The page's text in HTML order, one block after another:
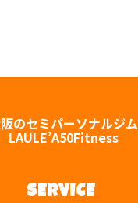
のセミパーソナルジム
LAULE’A50Fitness
SERVICE